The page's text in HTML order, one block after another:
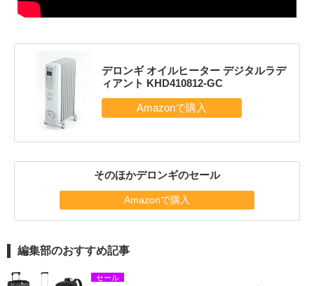
デロンギ オイルヒーター デジタルラデ
ィアント KHD410812-GC
そのほかデロンギのセール
Amazonで購入
編集部のおすすめ記事
セール